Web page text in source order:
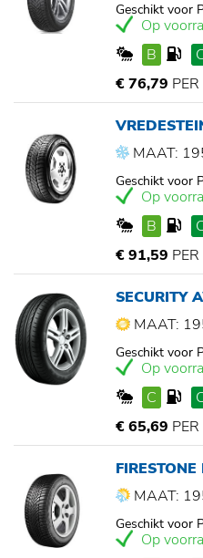
Geschikt voor
Op
B
€ 76,79
MAAT:
Geschikt voor
Op
B
€ 91,59
SECURITY
MAAT:
Geschikt voor
Op
C
€ 65,69
MAAT:
Geschikt voor
Op